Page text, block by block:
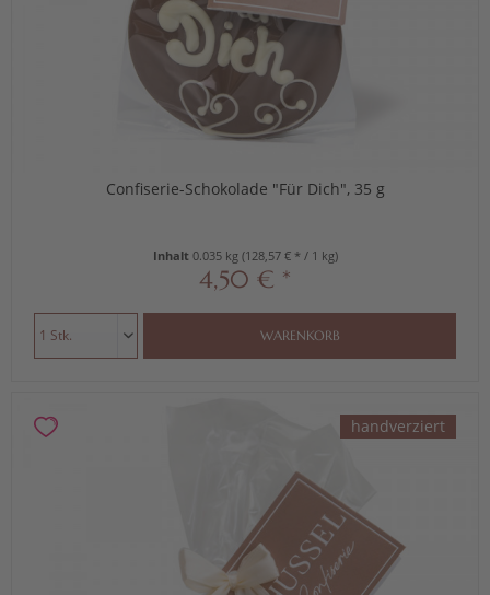
Confiserie-Schokolade "Für Dich", 35 g
Inhalt 0.035 kg (128,57 € * / 1 kg)
4,50 € *
WARENKORB
handverziert